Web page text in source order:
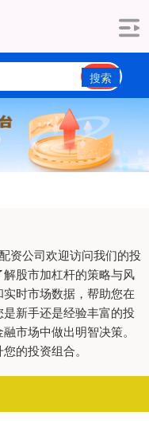
搜索
资公司欢迎访问我们的投
股市加杠杆的策略与风
时市场数据，帮助您在
新手还是经验丰富的投
市场中做出明智决策。
的投资组合。